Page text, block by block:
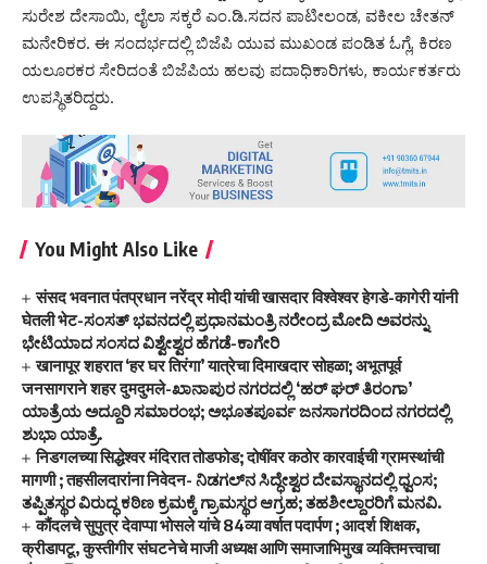
ಸುರೇಶ ದೇಸಾಯಿ, ಲೈಲಾ ಸಕ್ಕರೆ ಎಂ.ಡಿ.ಸದನ ಪಾಟೀಲಂಡ, ವಕೀಲ ಚೇತನ್
ಮನೇರಿಕರ. ಈ ಸಂದರ್ಭದಲ್ಲಿ ಬಿಜೆಪಿ ಯುವ ಮುಖಂಡ ಪಂಡಿತ ಓಗ್ಲೆ, ಕಿರಣ
ಯಲೂರಕರ ಸೇರಿದಂತೆ ಬಿಜೆಪಿಯ ಹಲವು ಪದಾಧಿಕಾರಿಗಳು, ಕಾರ್ಯಕರ್ತರು
ಉಪಸ್ಥಿತರಿದ್ದರು.
You Might Also Like
संसद भवनात पंतप्रधान नरेंद्र मोदी यांची खासदार विश्वेश्वर हेगडे-कागेरी यांनी
घेतली भेट-ಸಂಸತ್ ಭವನದಲ್ಲಿ ಪ್ರಧಾನಮಂತ್ರಿ ನರೇಂದ್ರ ಮೋದಿ ಅವರನ್ನು
ಭೇಟಿಯಾದ ಸಂಸದ ವಿಶ್ವೇಶ್ವರ ಹೆಗಡೆ-ಕಾಗೇರಿ
खानापूर शहरात ‘हर घर तिरंगा’ यात्रेचा दिमाखदार सोहळा; अभूतपूर्व
जनसागराने शहर दुमदुमले-ಖಾನಾಪುರ ನಗರದಲ್ಲಿ ‘ಹರ್ ಘರ್ ತಿರಂಗಾ’
ಯಾತ್ರೆಯ ಅದ್ದೂರಿ ಸಮಾರಂಭ; ಅಭೂತಪೂರ್ವ ಜನಸಾಗರದಿಂದ ನಗರದಲ್ಲಿ
ಶುಭಾ ಯಾತ್ರೆ.
निडगलच्या सिद्धेश्वर मंदिरात तोडफोड; दोषींवर कठोर कारवाईची ग्रामस्थांची
मागणी ; तहसीलदारांना निवेदन- ನಿಡಗಲ್‌ನ ಸಿದ್ಧೇಶ್ವರ ದೇವಸ್ಥಾನದಲ್ಲಿ ಧ್ವಂಸ;
ತಪ್ಪಿತಸ್ಥರ ವಿರುದ್ಧ ಕಠಿಣ ಕ್ರಮಕ್ಕೆ ಗ್ರಾಮಸ್ಥರ ಆಗ್ರಹ; ತಹಶೀಲ್ದಾರರಿಗೆ ಮನವಿ.
कौंदलचे सुपुत्र देवाप्पा भोसले यांचे 84व्या वर्षात पदार्पण ; आदर्श शिक्षक,
क्रीडापटू, कुस्तीगीर संघटनेचे माजी अध्यक्ष आणि समाजाभिमुख व्यक्तिमत्त्वाचा